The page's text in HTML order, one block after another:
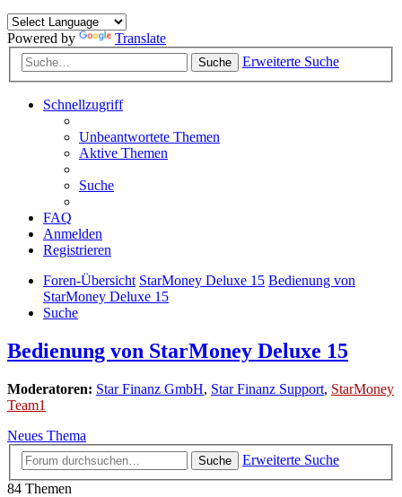
Powered by Translate
Suche Erweiterte Suche
Schnellzugriff
Unbeantwortete Themen
Aktive Themen
Suche
FAQ
Anmelden
Registrieren
Foren-Übersicht StarMoney Deluxe 15 Bedienung von
StarMoney Deluxe 15
Suche
Bedienung von StarMoney Deluxe 15
Moderatoren: Star Finanz GmbH, Star Finanz Support, StarMoney
Team1
Neues Thema
Suche
Erweiterte Suche
84 Themen